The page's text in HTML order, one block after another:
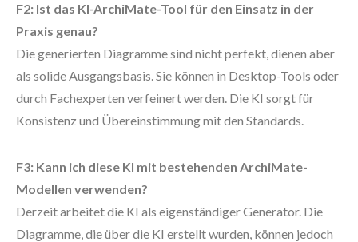
F2: Ist das KI-ArchiMate-Tool für den Einsatz in der
Praxis genau?
Die generierten Diagramme sind nicht perfekt, dienen aber
als solide Ausgangsbasis. Sie können in Desktop-Tools oder
durch Fachexperten verfeinert werden. Die KI sorgt für
Konsistenz und Übereinstimmung mit den Standards.
F3: Kann ich diese KI mit bestehenden ArchiMate-
Modellen verwenden?
Derzeit arbeitet die KI als eigenständiger Generator. Die
Diagramme, die über die KI erstellt wurden, können jedoch